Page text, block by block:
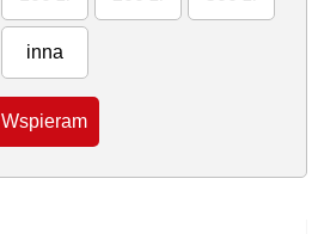
inna
Wspieram